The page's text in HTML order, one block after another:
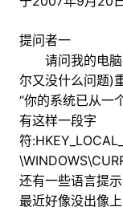
提问者一
请问我的电脑
尔又没什么问题)
“你的系统已从一
有这样一段字
符
还有一些语言提
最近好像没出像